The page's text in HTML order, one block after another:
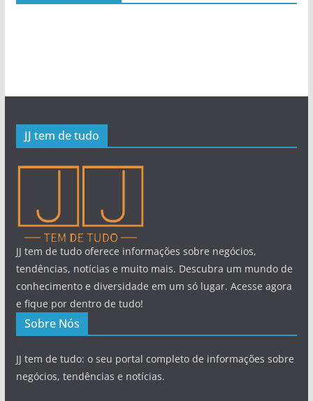
JJ tem de tudo
JJ tem de tudo oferece informações sobre negócios,
tendências, notícias e muito mais. Descubra um mundo de
conhecimento e diversidade em um só lugar. Acesse agora
e fique por dentro de tudo!
Sobre Nós
JJ tem de tudo: o seu portal completo de informações sobre
negócios, tendências e notícias.